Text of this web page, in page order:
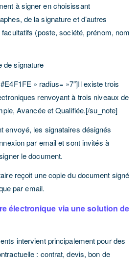
à signer en choisissant
de la signature et d’autres
(poste, société, prénom, nom
de signature
» radius= »7″]Il existe trois
renvoyant à trois niveaux de
Avancée et Qualifiée.[/su_note]
envoyé, les signataires désignés
par email et sont invités à
le document.
reçoit une copie du document signé
par email.
électronique via une solution de
intervient principalement pour des
: contrat, devis, bon de